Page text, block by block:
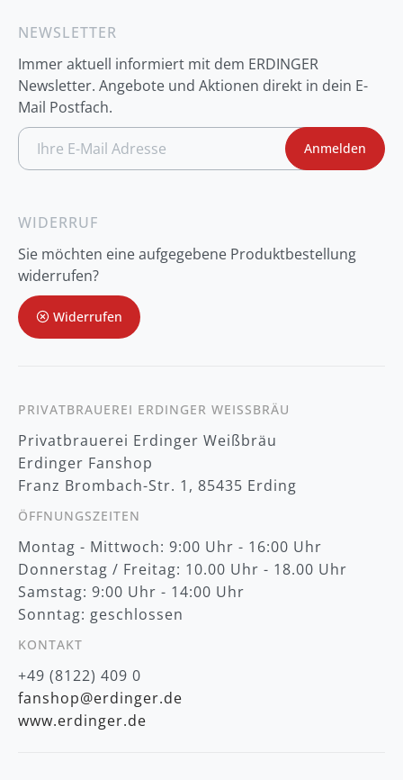
NEWSLETTER
Immer aktuell informiert mit dem ERDINGER
Newsletter. Angebote und Aktionen direkt in dein E-
Mail Postfach.
A
m
u
g
z
m
N
e
t
e
r
:
Anmelden
WIDERRUF
Sie möchten eine aufgegebene Produktbestellung
widerrufen?
Widerrufen
PRIVATBRAUEREI ERDINGER WEISSBRÄU
Privatbrauerei Erdinger Weißbräu
Erdinger Fanshop
Franz Brombach-Str. 1, 85435 Erding
ÖFFNUNGSZEITEN
Montag - Mittwoch: 9:00 Uhr - 16:00 Uhr
Donnerstag / Freitag: 10.00 Uhr - 18.00 Uhr
Samstag: 9:00 Uhr - 14:00 Uhr
Sonntag: geschlossen
KONTAKT
+49 (8122) 409 0
fanshop@erdinger.de
www.erdinger.de